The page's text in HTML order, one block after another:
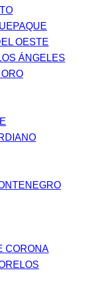
OESTE
ÁNGELES
CORONA